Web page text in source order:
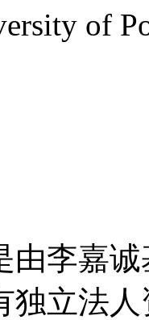
of
由李嘉
独立法